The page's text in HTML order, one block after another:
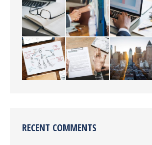
RECENT COMMENTS